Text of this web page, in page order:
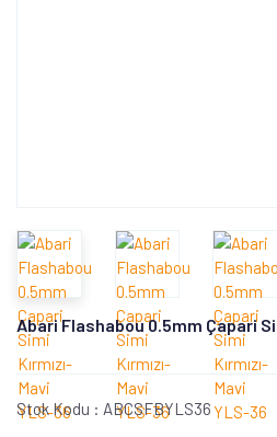
Abari Flashabou 0.5mm Çapari
Stok Kodu : ABCSFBYLS36